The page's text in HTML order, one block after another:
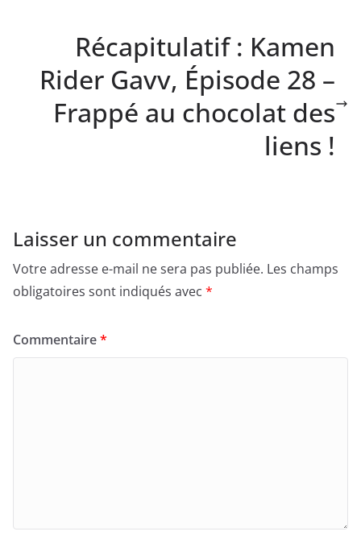
Récapitulatif : Kamen
Rider Gavv, Épisode 28 –
Frappé au chocolat des
liens !
Laisser un commentaire
Votre adresse e-mail ne sera pas publiée. Les champs
obligatoires sont indiqués avec *
Commentaire*